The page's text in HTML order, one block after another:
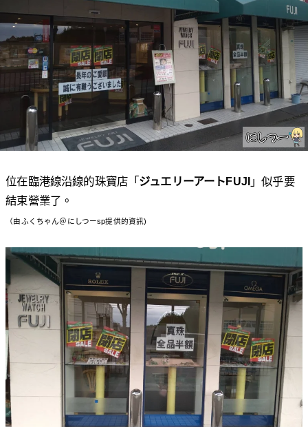
位在臨港線沿線的珠寶店「ジュエリーアートFUJI 」似乎要
結束營業了。
（由ふくちゃん＠にしつーsp提供的資訊)